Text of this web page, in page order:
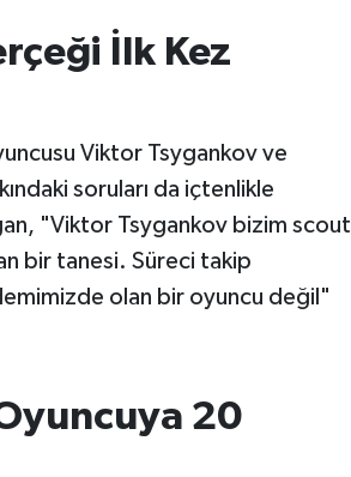
İlk Kez
Viktor Tsygankov ve
soruları da içtenlikle
"Viktor Tsygankov bizim scout
bir tanesi. Süreci takip
olan bir oyuncu değil"
20